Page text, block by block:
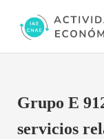
Actividades
Grupo E
servicios